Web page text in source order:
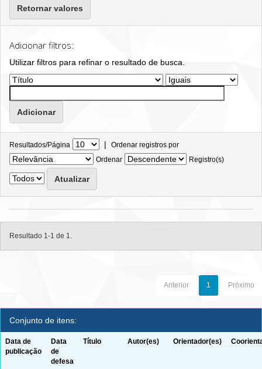
Retornar valores
Adicionar filtros:
Utilizar filtros para refinar o resultado de busca.
Resultados/Página | Ordenar registros por
Ordenar
Registro(s)
Resultado 1-1 de 1.
Anterior 1 Próximo
Conjunto de itens:
Data de
publicação
Data
de
defesa
Título Autor(es) Orientador(es)